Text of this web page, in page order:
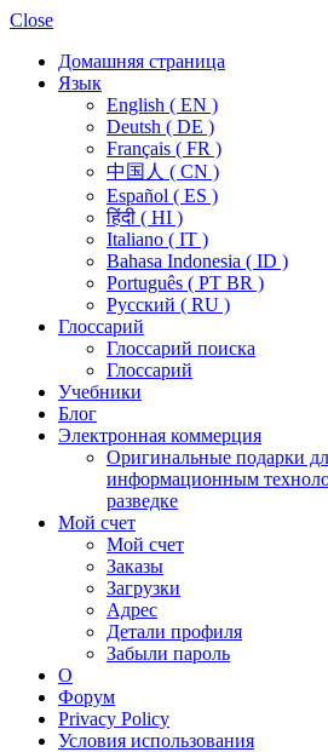
Close
Домашняя страница
Язык
English ( EN )
Deutsh ( DE )
Français ( FR )
中国人 ( CN )
Español ( ES )
हिंदी ( HI )
Italiano ( IT )
Bahasa Indonesia ( ID )
Português ( PT BR )
Pусский ( RU )
Глоссарий
Глоссарий поиска
Глоссарий
Учебники
Блог
Электронная коммерция
Оригинальные подарки
информационным
разведке
Мой счет
Мой счет
Заказы
Загрузки
Адрес
Детали профиля
Забыли пароль
О
Форум
Privacy Policy
Условия использования